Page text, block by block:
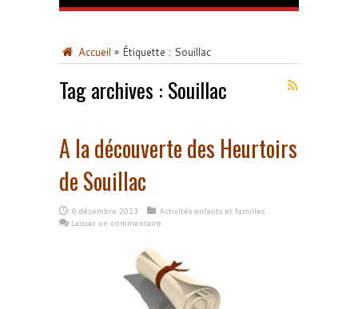
Accueil » Étiquette : Souillac
Tag archives : Souillac
A la découverte des Heurtoirs
de Souillac
6 décembre 2013
Activités enfants et familles
Laisser un commentaire